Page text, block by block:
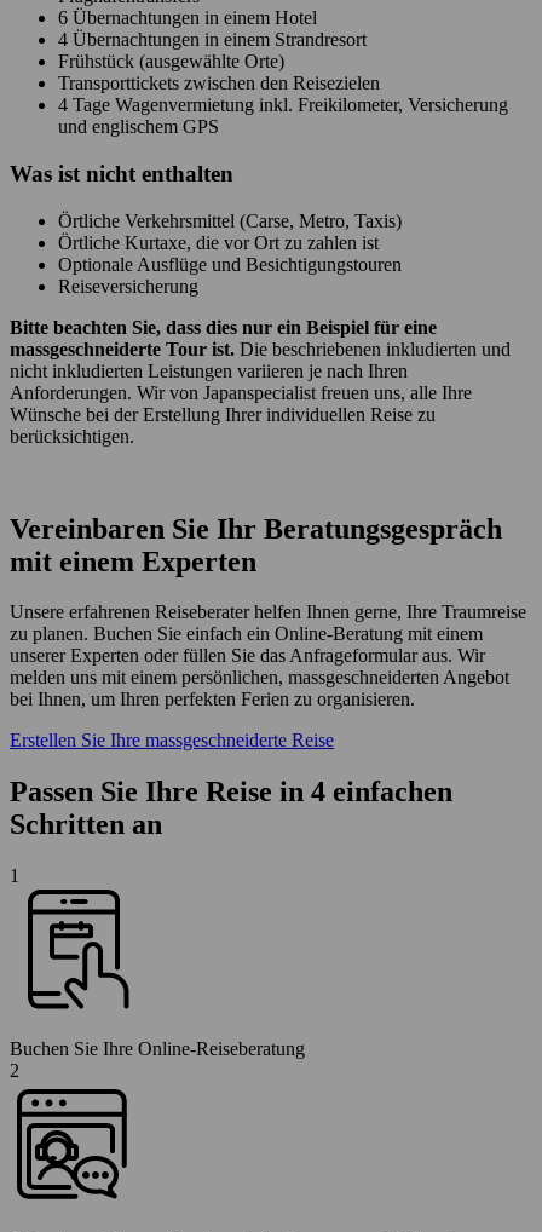
6 Übernachtungen in einem Hotel
4 Übernachtungen in einem Strandresort
Frühstück (ausgewählte Orte)
Transporttickets zwischen den Reisezielen
4 Tage Wagenvermietung inkl. Freikilometer, Versicherung
und englischem GPS
Was ist nicht enthalten
Örtliche Verkehrsmittel (Carse, Metro, Taxis)
Örtliche Kurtaxe, die vor Ort zu zahlen ist
Optionale Ausflüge und Besichtigungstouren
Reiseversicherung
Bitte beachten Sie, dass dies nur ein Beispiel für eine
massgeschneiderte Tour ist. Die beschriebenen inkludierten und
nicht inkludierten Leistungen variieren je nach Ihren
Anforderungen. Wir von Japanspecialist freuen uns, alle Ihre
Wünsche bei der Erstellung Ihrer individuellen Reise zu
berücksichtigen.
Vereinbaren Sie Ihr Beratungsgespräch
mit einem Experten
Unsere erfahrenen Reiseberater helfen Ihnen gerne, Ihre Traumreise
zu planen. Buchen Sie einfach ein Online-Beratung mit einem
unserer Experten oder füllen Sie das Anfrageformular aus. Wir
melden uns mit einem persönlichen, massgeschneiderten Angebot
bei Ihnen, um Ihren perfekten Ferien zu organisieren.
Erstellen Sie Ihre massgeschneiderte Reise
Passen Sie Ihre Reise in 4 einfachen
Schritten an
1
Buchen Sie Ihre Online-Reiseberatung
2